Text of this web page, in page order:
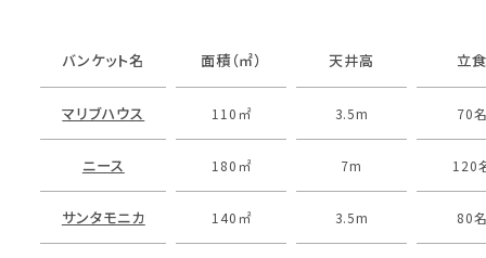
バンケット名 面積（㎡） 天井高 立
マリブハウス 110㎡ 3.5m 70
ニース 180㎡ 7m 120
サンタモニカ 140㎡ 3.5m 80